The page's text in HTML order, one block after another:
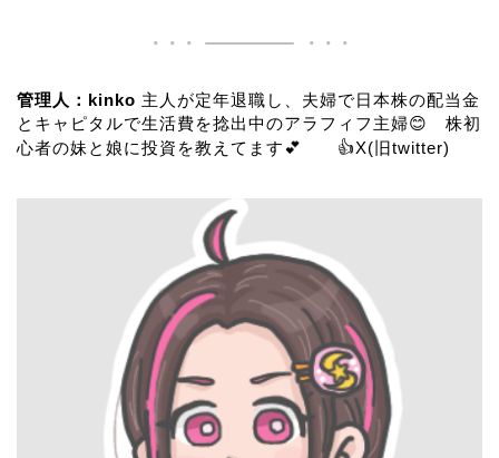
管理人：kinko 主人が定年退職し、夫婦で日本株の配当金
とキャピタルで生活費を捻出中のアラフィフ主婦😊 株初
心者の妹と娘に投資を教えてます💕 👍X(旧twitter)